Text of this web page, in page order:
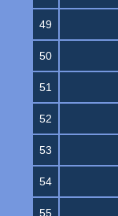
49
50
51
52
53
54
55